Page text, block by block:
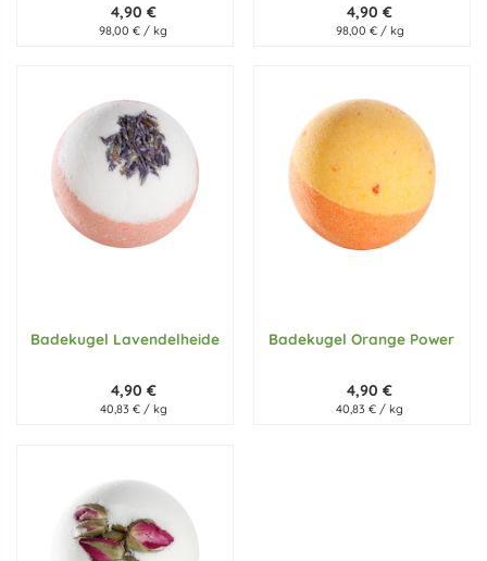
4,90 €
98,00 € / kg
4,90 €
98,00 € / kg
Badekugel Lavendelheide
4,90 €
40,83 € / kg
Badekugel Orange Power
4,90 €
40,83 € / kg